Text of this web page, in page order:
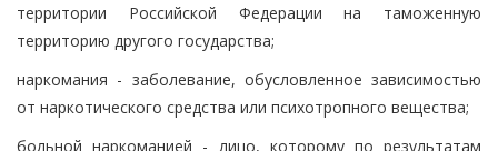
территории Российской Федерации на таможенную
территорию другого государства;
наркомания - заболевание, обусловленное зависимостью
от наркотического средства или психотропного вещества;
больной наркоманией - лицо, которому по результатам